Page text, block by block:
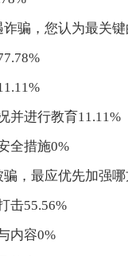
骗，您认为最关
并进行教育11.11%
全措施0%
，最应优先加强
击55.56%
内容0%